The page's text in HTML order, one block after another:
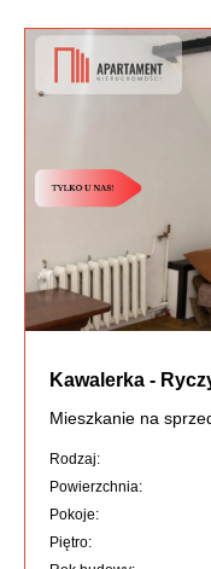
Kawalerka -
Mieszkanie na
Rodzaj:
Powierzchnia:
Pokoje:
Piętro: